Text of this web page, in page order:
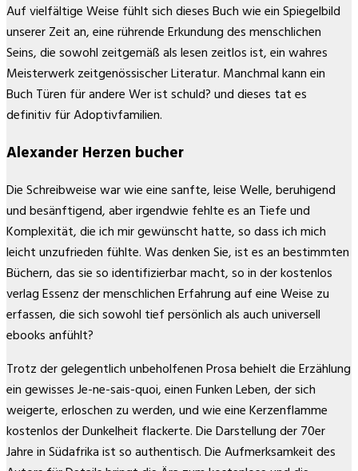
Auf vielfältige Weise fühlt sich dieses Buch wie ein Spiegelbild
unserer Zeit an, eine rührende Erkundung des menschlichen
Seins, die sowohl zeitgemäß als lesen zeitlos ist, ein wahres
Meisterwerk zeitgenössischer Literatur. Manchmal kann ein
Buch Türen für andere Wer ist schuld? und dieses tat es
definitiv für Adoptivfamilien.
Alexander Herzen bucher
Die Schreibweise war wie eine sanfte, leise Welle, beruhigend
und besänftigend, aber irgendwie fehlte es an Tiefe und
Komplexität, die ich mir gewünscht hatte, so dass ich mich
leicht unzufrieden fühlte. Was denken Sie, ist es an bestimmten
Büchern, das sie so identifizierbar macht, so in der kostenlos
verlag Essenz der menschlichen Erfahrung auf eine Weise zu
erfassen, die sich sowohl tief persönlich als auch universell
ebooks anfühlt?
Trotz der gelegentlich unbeholfenen Prosa behielt die Erzählung
ein gewisses Je-ne-sais-quoi, einen Funken Leben, der sich
weigerte, erloschen zu werden, und wie eine Kerzenflamme
kostenlos der Dunkelheit flackerte. Die Darstellung der 70er
Jahre in Südafrika ist so authentisch. Die Aufmerksamkeit des